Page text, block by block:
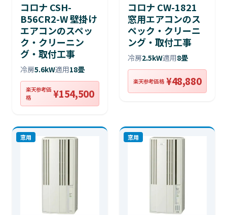
コロナ CSH-
B56CR2-W 壁掛け
エアコンのスペッ
ク・クリーニン
グ・取付工事
冷房5.6kW適用18畳
楽天参考価
格
¥154,500
コロナ CW-1821
窓用エアコンのス
ペック・クリーニ
ング・取付工事
冷房2.5kW適用8畳
楽天参考価格 ¥48,880
窓用 窓用